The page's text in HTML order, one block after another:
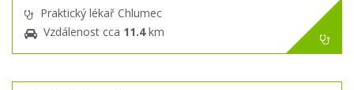
Praktický lékař Chlumec
Vzdálenost cca 11.4km